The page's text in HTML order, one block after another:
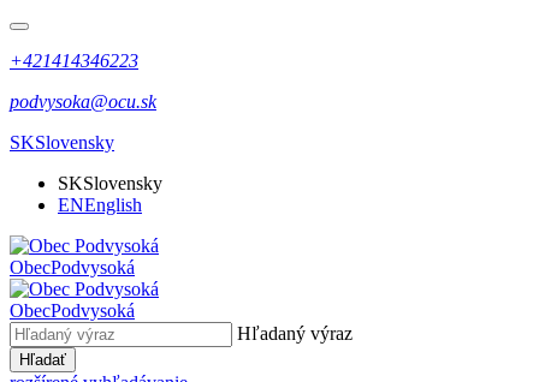
+421414346223
podvysoka@ocu.sk
SKSlovensky
SKSlovensky
ENEnglish
ObecPodvysoká
ObecPodvysoká
Hľadaný výraz
Hľadať